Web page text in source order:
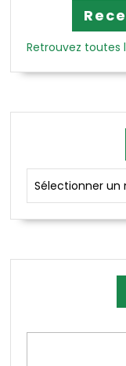
Retrouvez toutes